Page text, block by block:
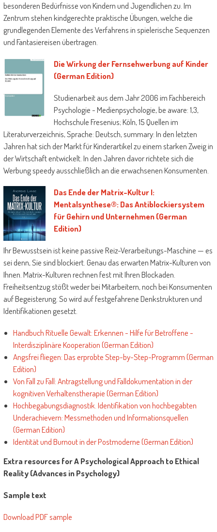
besonderen Bedürfnisse von Kindern und Jugendlichen zu. Im
Zentrum stehen kindgerechte praktische Übungen, welche die
grundlegenden Elemente des Verfahrens in spielerische Sequenzen
und Fantasiereisen übertragen.
Die Wirkung der Fernsehwerbung auf Kinder
(German Edition)
Studienarbeit aus dem Jahr 2006 im Fachbereich
Psychologie - Medienpsychologie, be aware: 1,3,
Hochschule Fresenius; Köln, 15 Quellen im
Literaturverzeichnis, Sprache: Deutsch, summary: In den letzten
Jahren hat sich der Markt für Kinderartikel zu einem starken Zweig in
der Wirtschaft entwickelt. In den Jahren davor richtete sich die
Werbung speedy ausschließlich an die erwachsenen Konsumenten.
Das Ende der Matrix-Kultur I:
Mentalsynthese®: Das Antiblockiersystem
für Gehirn und Unternehmen (German
Edition)
Ihr Bewusstsein ist keine passive Reiz-Verarbeitungs-Maschine — es
sei denn, Sie sind blockiert. Genau das erwarten Matrix-Kulturen von
Ihnen. Matrix-Kulturen rechnen fest mit Ihren Blockaden.
Freiheitsentzug stößt weder bei Mitarbeitern, noch bei Konsumenten
auf Begeisterung. So wird auf festgefahrene Denkstrukturen und
Identifikationen gesetzt.
Handbuch Rituelle Gewalt: Erkennen - Hilfe für Betroffene -
Interdisziplinäre Kooperation (German Edition)
Angsfrei fliegen: Das erprobte Step-by-Step-Programm (German
Edition)
Von Fall zu Fall: Antragstellung und Falldokumentation in der
kognitiven Verhaltenstherapie (German Edition)
Hochbegabungsdiagnostik. Identifikation von hochbegabten
Underachievern: Messmethoden und Informationsquellen
(German Edition)
Identität und Burnout in der Postmoderne (German Edition)
Extra resources for A Psychological Approach to Ethical
Reality (Advances in Psychology)
Sample text
Download PDF sample